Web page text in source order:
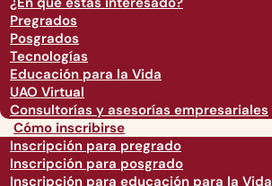
Pregrados
Posgrados
Tecnologías
Educación para la Vida
UAO Virtual
Consultorías y asesorías empresariales
Cómo inscribirse
Inscripción para pregrado
Inscripción para posgrado
Inscripción para educación para la Vida